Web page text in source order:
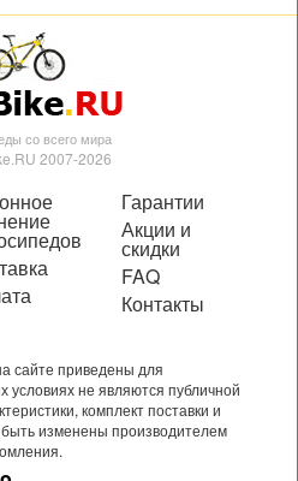
со всего мира
2007-2026
Гарантии
Акции и
скидки
FAQ
Контакты
сайте приведены для
условиях не являются публичной
комплект поставки и
изменены производителем